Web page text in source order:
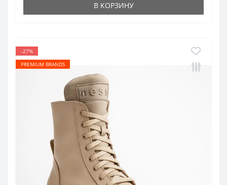
В КОРЗИНУ
-27%
PREMIUM BRANDS